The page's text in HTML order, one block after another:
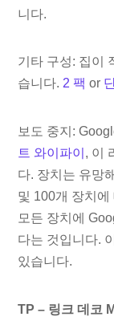
니다.
기타 구성: 집이
습니다.2 팩 or
보도 중지:
트 와이파이 , 이
다. 장치는 유망
및 100개 장치
모든 장치에
다는 것입니다.
있습니다.
TP – 링크 데코